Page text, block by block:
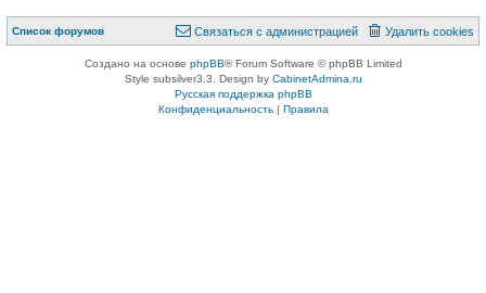
Список форумов Удалить cookies
Связаться с администрацией
Создано на основе phpBB® Forum Software © phpBB Limited
Style subsilver3.3. Design by CabinetAdmina.ru
Русская поддержка phpBB
Конфиденциальность| Правила